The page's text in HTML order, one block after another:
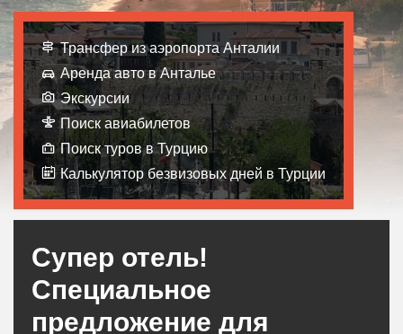
Трансфер из аэропорта Анталии
Аренда авто в Анталье
Экскурсии
Поиск авиабилетов
Поиск туров в Турцию
Калькулятор безвизовых дней в Турции
Супер отель!
Специальное
предложение для